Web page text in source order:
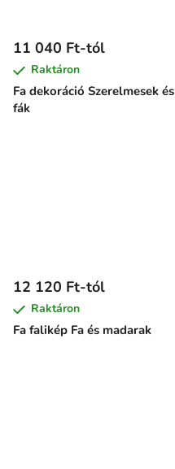
Fa dekoráció Szerelmesek és
fák
11 040 Ft-tól
Raktáron
Fa falikép Fa és madarak
12 120 Ft-tól
Raktáron